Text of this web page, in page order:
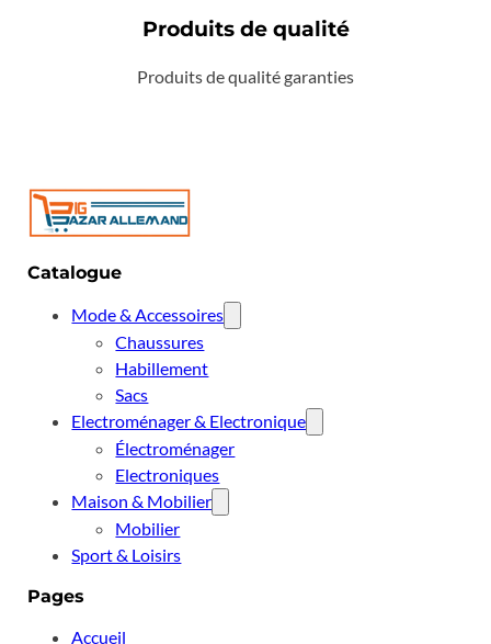
Produits de qualité
Produits de qualité garanties
Catalogue
Mode & Accessoires
Chaussures
Habillement
Sacs
Electroménager & Electronique
Électroménager
Electroniques
Maison & Mobilier
Mobilier
Sport & Loisirs
Pages
Accueil